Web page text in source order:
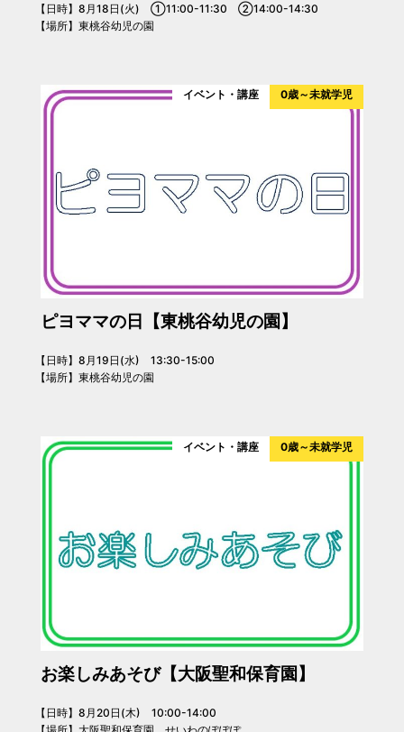
【日時】8月18日(火) ①11:00-11:30 ②14:00-14:30
【場所】東桃谷幼児の園
イベント・講座 0歳～未就学児
ピヨママの日【東桃谷幼児の園】
【日時】8月19日(水) 13:30-15:00
【場所】東桃谷幼児の園
イベント・講座 0歳～未就学児
お楽しみあそび【大阪聖和保育園】
【日時】8月20日(木) 10:00-14:00